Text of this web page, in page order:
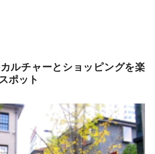
ルチャーとショッピングを楽
ポット